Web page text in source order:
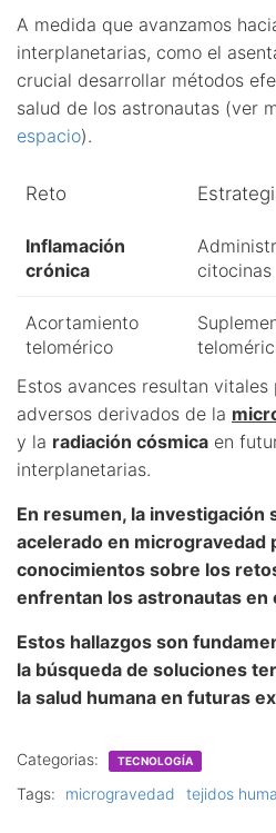
A medida que avanzamos
interplanetarias, como el
crucial desarrollar métodos
salud de los astronautas (ver
espacio).
Reto
Inflamación
crónica
citocinas
Acortamiento
telomérico
Estos avances resultan
adversos derivados de la
y la radiación cósmica en
interplanetarias.
En resumen, la
acelerado en microgravedad
conocimientos sobre los
enfrentan los astronautas en
Estos hallazgos son
la búsqueda de soluciones
la salud humana en futuras
Categorias: TECNOLOGÍA
Tags: microgravedad tejidos